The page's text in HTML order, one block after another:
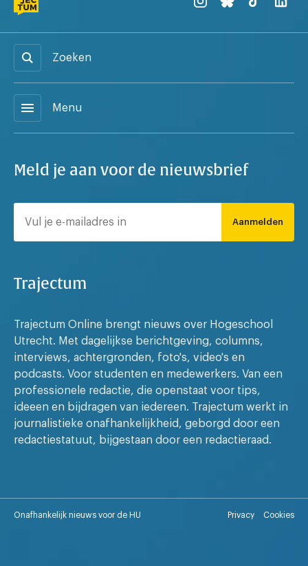
Zoeken
menu Menu
Meld je aan voor de nieuwsbrief
Aanmelden
Trajectum
Trajectum Online brengt nieuws over Hogeschool
Utrecht. Met dagelijkse berichtgeving, columns,
interviews, achtergronden, foto's, video's en
podcasts. Voor studenten en medewerkers. Van een
professionele redactie, die openstaat voor tips,
ideeen en bijdragen van iedereen. Trajectum werkt in
journalistieke onafhankelijkheid, geborgd door een
redactiestatuut, bijgestaan door een redactieraad.
Onafhankelijk nieuws voor de HU Privacy Cookies